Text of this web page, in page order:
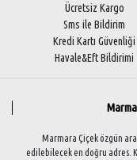
Ücretsiz Kargo
Sms ile Bildirim
Kredi Kartı Güvenliği
Havale&Eft Bildirimi
Marmara Çiçek özgün
edilebilecek en doğru adres.